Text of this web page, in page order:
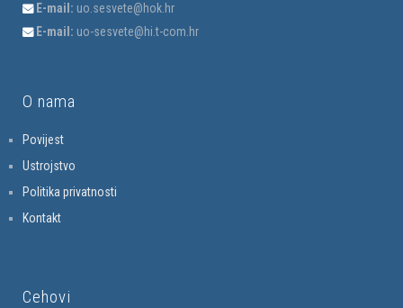
E-mail: uo.sesvete@hok.hr
E-mail: uo-sesvete@hi.t-com.hr
O nama
Povijest
Ustrojstvo
Politika privatnosti
Kontakt
Cehovi